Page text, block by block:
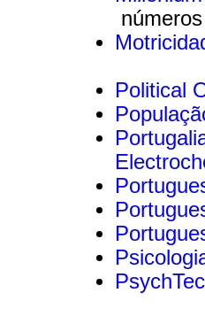
números
Political